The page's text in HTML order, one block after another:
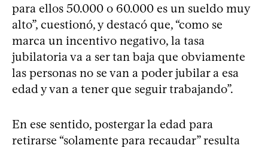
para ellos 50.000 o 60.000 es un sueldo muy
alto”, cuestionó, y destacó que, “como se
marca un incentivo negativo, la tasa
jubilatoria va a ser tan baja que obviamente
las personas no se van a poder jubilar a esa
edad y van a tener que seguir trabajando”.
En ese sentido, postergar la edad para
retirarse “solamente para recaudar” resulta